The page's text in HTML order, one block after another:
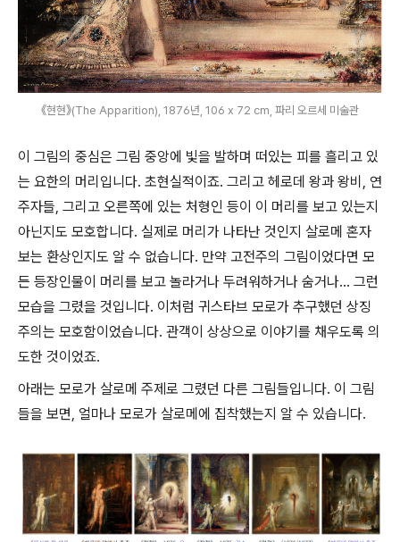
《현현》(The Apparition), 1876년, 106 x 72 cm, 파리 오르세 미술관
이 그림의 중심은 그림 중앙에 빛을 발하며 떠있는 피를 흘리고 있
는 요한의 머리입니다. 초현실적이죠. 그리고 헤로데 왕과 왕비, 연
주자들, 그리고 오른쪽에 있는 처형인 등이 이 머리를 보고 있는지
아닌지도 모호합니다. 실제로 머리가 나타난 것인지 살로메 혼자
보는 환상인지도 알 수 없습니다. 만약 고전주의 그림이었다면 모
든 등장인물이 머리를 보고 놀라거나 두려워하거나 숨거나... 그런
모습을 그렸을 것입니다. 이처럼 귀스타브 모로가 추구했던 상징
주의는 모호함이었습니다. 관객이 상상으로 이야기를 채우도록 의
도한 것이었죠.
아래는 모로가 살로메 주제로 그렸던 다른 그림들입니다. 이 그림
들을 보면, 얼마나 모로가 살로메에 집착했는지 알 수 있습니다.